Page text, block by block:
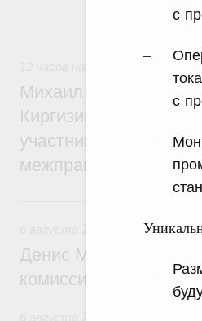
с
с
Евразийский
Михаил Мишустин
Киргизии Садыра
участников
Общие
Денис Мантуров
комиссии по